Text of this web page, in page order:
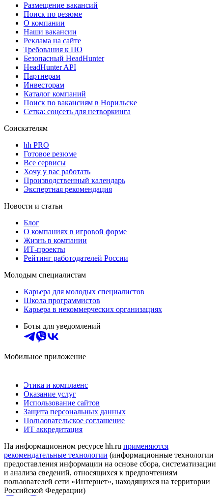
Размещение вакансий
Поиск по резюме
О компании
Наши вакансии
Реклама на сайте
Требования к ПО
Безопасный HeadHunter
HeadHunter API
Партнерам
Инвесторам
Каталог компаний
Поиск по вакансиям в Норильске
Сетка: соцсеть для нетворкинга
Соискателям
hh PRO
Готовое резюме
Все сервисы
Хочу у вас работать
Производственный календарь
Экспертная рекомендация
Новости и статьи
Блог
О компаниях в игровой форме
Жизнь в компании
ИТ-проекты
Рейтинг работодателей России
Молодым специалистам
Карьера для молодых специалистов
Школа программистов
Карьера в некоммерческих организациях
Боты для уведомлений
Мобильное приложение
Этика и комплаенс
Оказание услуг
Использование сайтов
Защита персональных данных
Пользовательское соглашение
ИТ аккредитация
На информационном ресурсе hh.ru применяются
рекомендательные технологии (информационные технологии
предоставления информации на основе сбора, систематизации
и анализа сведений, относящихся к предпочтениям
пользователей сети «Интернет», находящихся на территории
Российской Федерации)